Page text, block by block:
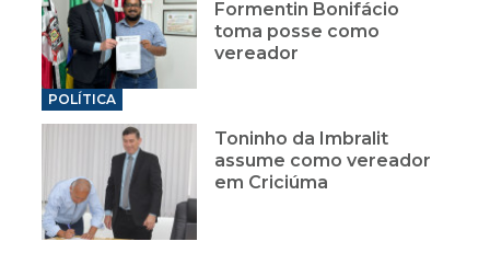
Formentin Bonifácio
toma posse como
vereador
POLÍTICA
Toninho da Imbralit
assume como vereador
em Criciúma